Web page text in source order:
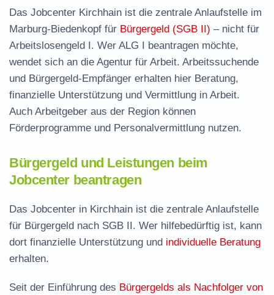
Das Jobcenter Kirchhain ist die zentrale Anlaufstelle im
Marburg-Biedenkopf für Bürgergeld (SGB II) – nicht für
Arbeitslosengeld I. Wer ALG I beantragen möchte,
wendet sich an die Agentur für Arbeit. Arbeitssuchende
und Bürgergeld-Empfänger erhalten hier Beratung,
finanzielle Unterstützung und Vermittlung in Arbeit.
Auch Arbeitgeber aus der Region können
Förderprogramme und Personalvermittlung nutzen.
Bürgergeld und Leistungen beim
Jobcenter beantragen
Das Jobcenter in Kirchhain ist die zentrale Anlaufstelle
für Bürgergeld nach SGB II. Wer hilfebedürftig ist, kann
dort finanzielle Unterstützung und individuelle Beratung
erhalten.
Seit der Einführung des Bürgergelds als Nachfolger von